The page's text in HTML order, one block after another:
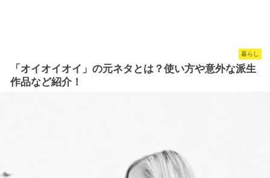
暮らし
「オイオイオイ」の元ネタとは？使い方や意外な派生
作品など紹介！